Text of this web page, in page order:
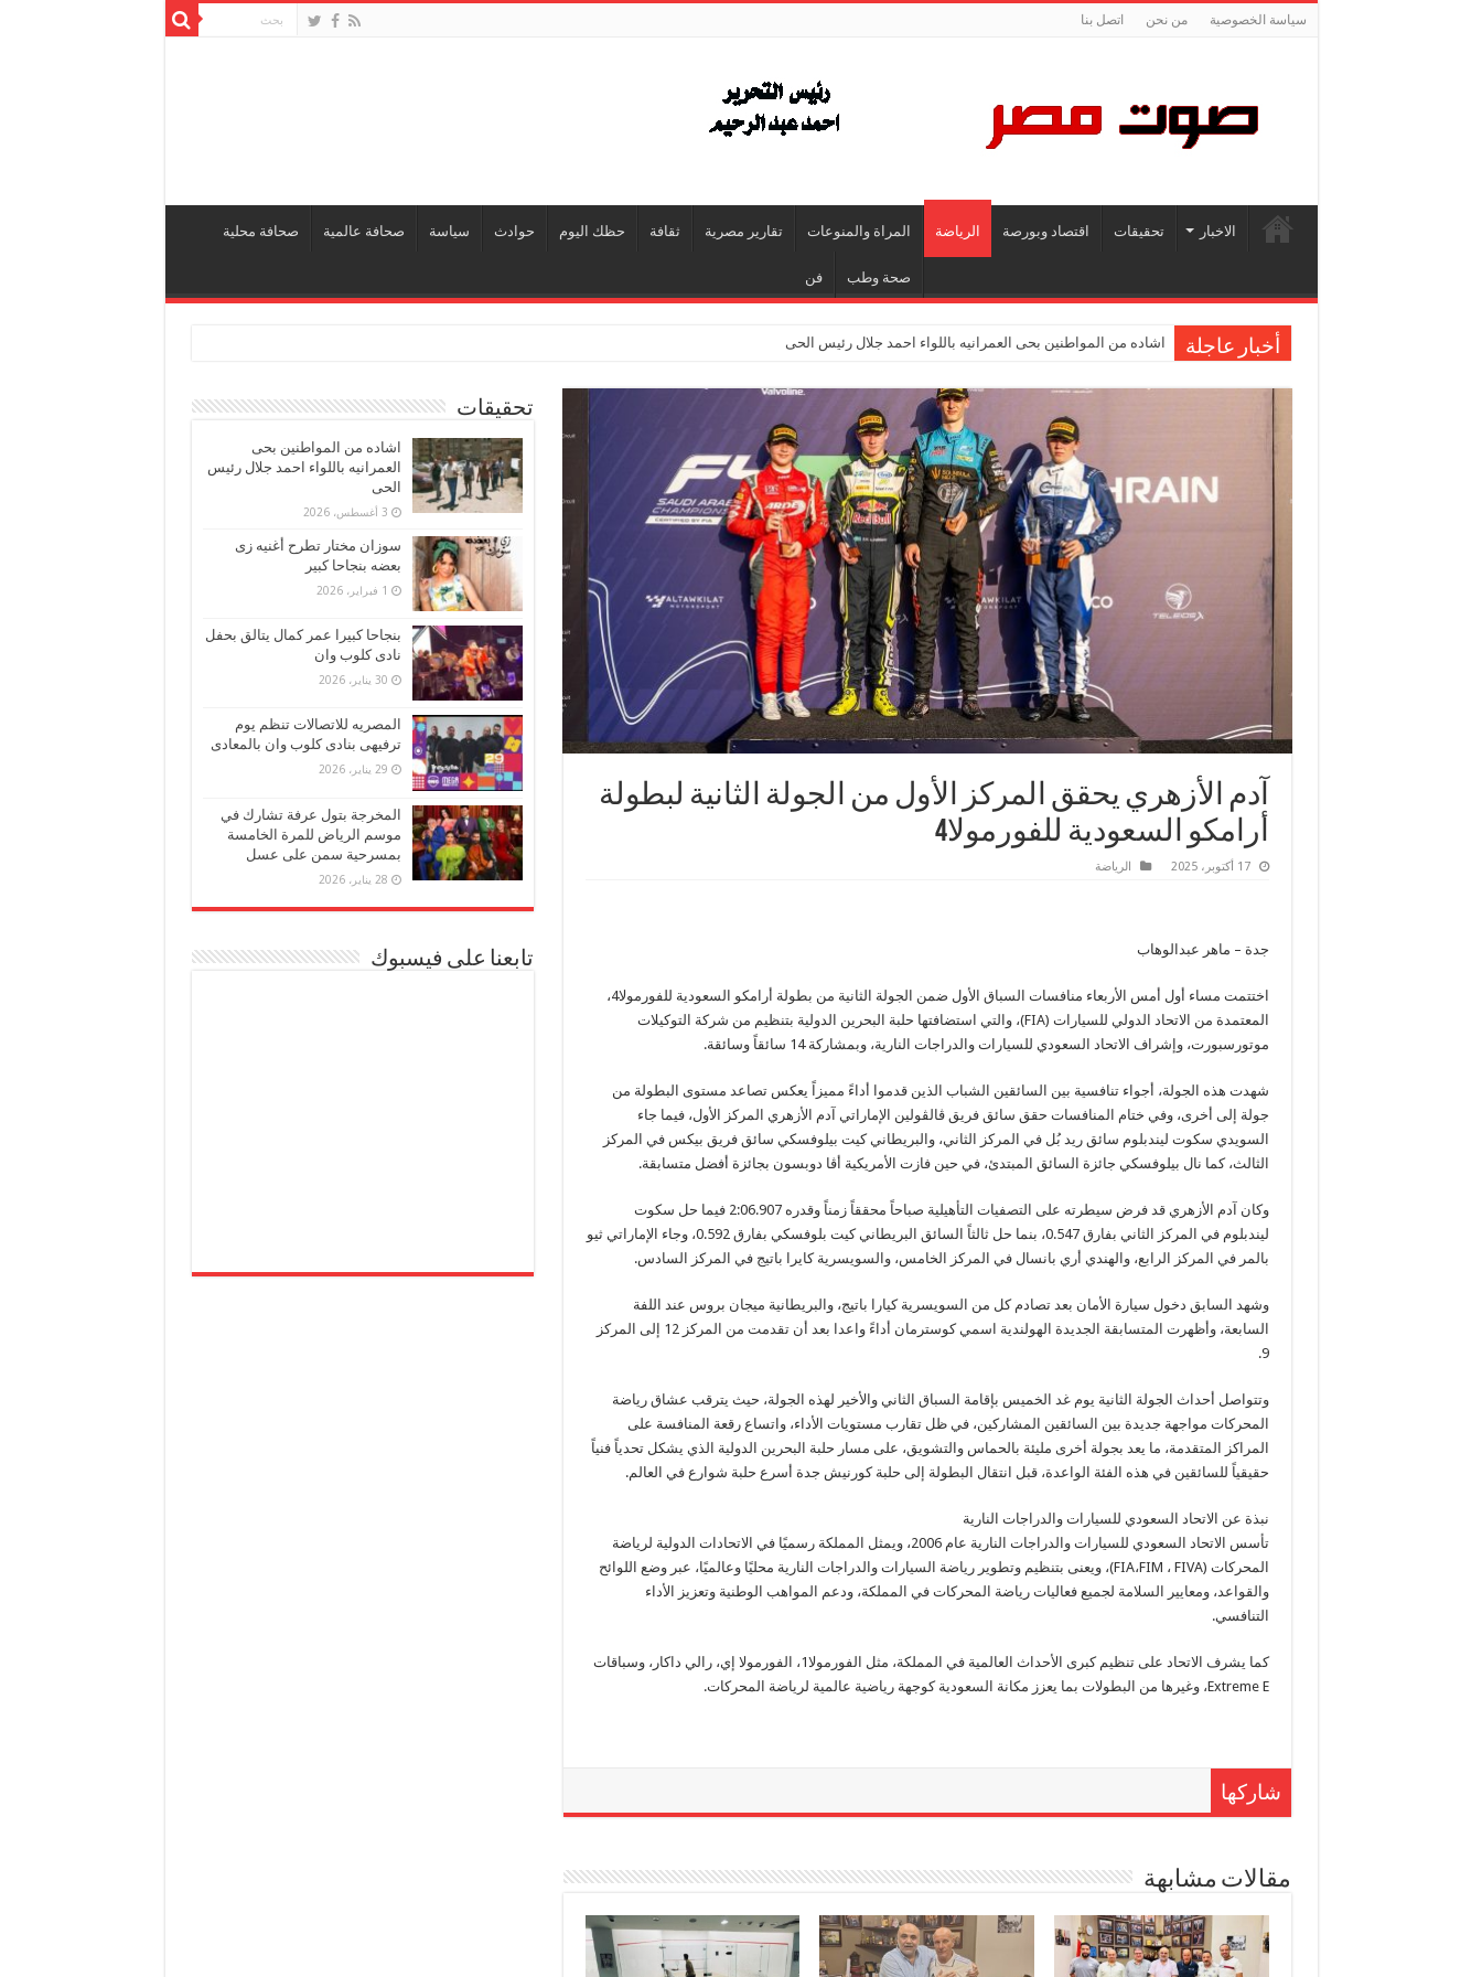
سياسة الخصوصية من نحن اتصل بنا
الاخبار تحقيقات اقتصاد وبورصة الرياضة المراة والمنوعات تقارير مصرية ثقافة حظك اليوم حوادث سياسة صحافة عالمية صحافة محلية
صحة وطب فن
أخبار عاجلة اشاده من المواطنين بحى العمرانيه باللواء احمد جلال رئيس الحى
صدور قرار المجلس الأعلى للجامعات بترقية الدكتور سعيد مبارك إلى درجة أستاذ مساعد في إدارة الأعمال
آدم الأزهري يحقق المركز الأول من الجولة الثانية لبطولة
أرامكو السعودية للفورمولا4
17 أكتوبر، 2025 الرياضة
جدة – ماهر عبدالوهاب
اختتمت مساء أول أمس الأربعاء منافسات السباق الأول ضمن الجولة الثانية من بطولة أرامكو السعودية للفورمولا4،
المعتمدة من الاتحاد الدولي للسيارات (FIA)، والتي استضافتها حلبة البحرين الدولية بتنظيم من شركة التوكيلات
موتورسبورت، وإشراف الاتحاد السعودي للسيارات والدراجات النارية، وبمشاركة 14 سائقاً وسائقة.
شهدت هذه الجولة، أجواء تنافسية بين السائقين الشباب الذين قدموا أداءً مميزاً يعكس تصاعد مستوى البطولة من
جولة إلى أخرى، وفي ختام المنافسات حقق سائق فريق ڤالڤولين الإماراتي آدم الأزهري المركز الأول، فيما جاء
السويدي سكوت ليندبلوم سائق ريد بُل في المركز الثاني، والبريطاني كيت بيلوفسكي سائق فريق بيكس في المركز
الثالث، كما نال بيلوفسكي جائزة السائق المبتدئ، في حين فازت الأمريكية أڤا دوبسون بجائزة أفضل متسابقة.
وكان آدم الأزهري قد فرض سيطرته على التصفيات التأهيلية صباحاً محققاً زمناً وقدره 2:06.907 فيما حل سكوت
ليندبلوم في المركز الثاني بفارق 0.547، بنما حل ثالثاً السائق البريطاني كيت بلوفسكي بفارق 0.592، وجاء الإماراتي ثيو
بالمر في المركز الرابع، والهندي أري بانسال في المركز الخامس، والسويسرية كايرا باتيج في المركز السادس.
وشهد السابق دخول سيارة الأمان بعد تصادم كل من السويسرية كيارا باتيج، والبريطانية ميجان بروس عند اللفة
السابعة، وأظهرت المتسابقة الجديدة الهولندية اسمي كوسترمان أداءً واعدا بعد أن تقدمت من المركز 12 إلى المركز
9.
وتتواصل أحداث الجولة الثانية يوم غد الخميس بإقامة السباق الثاني والأخير لهذه الجولة، حيث يترقب عشاق رياضة
المحركات مواجهة جديدة بين السائقين المشاركين، في ظل تقارب مستويات الأداء، واتساع رقعة المنافسة على
المراكز المتقدمة، ما يعد بجولة أخرى مليئة بالحماس والتشويق، على مسار حلبة البحرين الدولية الذي يشكل تحدياً فنياً
حقيقياً للسائقين في هذه الفئة الواعدة، قبل انتقال البطولة إلى حلبة كورنيش جدة أسرع حلبة شوارع في العالم.
نبذة عن الاتحاد السعودي للسيارات والدراجات النارية
تأسس الاتحاد السعودي للسيارات والدراجات النارية عام 2006، ويمثل المملكة رسميًا في الاتحادات الدولية لرياضة
المحركات (FIA،FIM ، FIVA)، ويعنى بتنظيم وتطوير رياضة السيارات والدراجات النارية محليًا وعالميًا، عبر وضع اللوائح
والقواعد، ومعايير السلامة لجميع فعاليات رياضة المحركات في المملكة، ودعم المواهب الوطنية وتعزيز الأداء
التنافسي.
كما يشرف الاتحاد على تنظيم كبرى الأحداث العالمية في المملكة، مثل الفورمولا1، الفورمولا إي، رالي داكار، وسباقات
Extreme E، وغيرها من البطولات بما يعزز مكانة السعودية كوجهة رياضية عالمية لرياضة المحركات.
شاركها
مقالات مشابهة
تحقيقات
اشاده من المواطنين بحى
العمرانيه باللواء احمد جلال رئيس
الحى
3 أغسطس، 2026
سوزان مختار تطرح أغنيه زى
بعضه بنجاحا كبير
1 فبراير، 2026
بنجاحا كبيرا عمر كمال يتالق بحفل
نادى كلوب وان
30 يناير، 2026
المصريه للاتصالات تنظم يوم
ترفيهى بنادى كلوب وان بالمعادى
29 يناير، 2026
المخرجة بتول عرفة تشارك في
موسم الرياض للمرة الخامسة
بمسرحية سمن على عسل
28 يناير، 2026
تابعنا على فيسبوك